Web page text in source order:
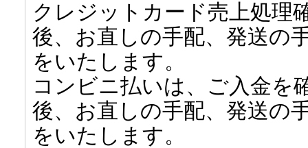
クレジットカード売上処理
後、お直しの手配、発送の
をいたします。
コンビニ払いは、ご入金を
後、お直しの手配、発送の
をいたします。